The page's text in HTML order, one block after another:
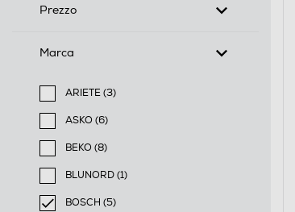
Prezzo
Marca
ARIETE (3)
Filtra per Marca: ARIETE
ASKO (6)
Filtra per Marca: ASKO
BEKO (8)
Filtra per Marca: BEKO
BLUNORD (1)
Filtra per Marca: BLUNORD
BOSCH (5)